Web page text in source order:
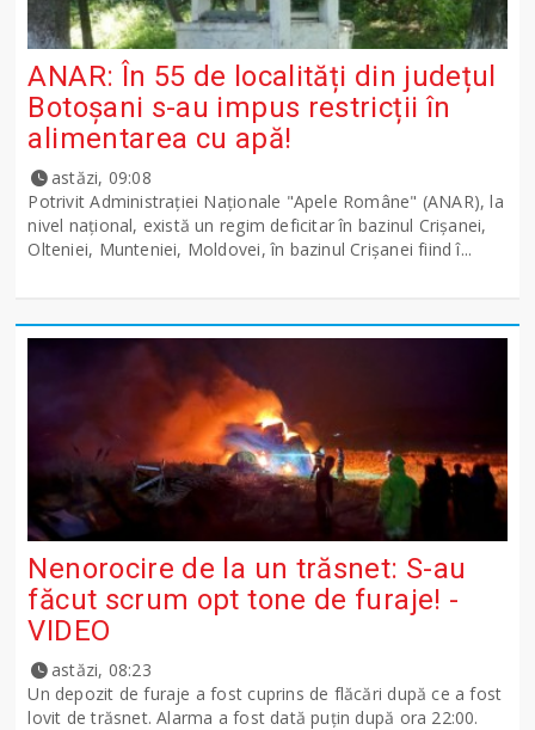
ANAR: În 55 de localități din județul
Botoșani s-au impus restricții în
alimentarea cu apă!
astăzi, 09:08
Potrivit Administraţiei Naţionale "Apele Române" (ANAR), la
nivel naţional, există un regim deficitar în bazinul Crişanei,
Olteniei, Munteniei, Moldovei, în bazinul Crişanei fiind î...
Nenorocire de la un trăsnet: S-au
făcut scrum opt tone de furaje! -
VIDEO
astăzi, 08:23
Un depozit de furaje a fost cuprins de flăcări după ce a fost
lovit de trăsnet. Alarma a fost dată puțin după ora 22:00.